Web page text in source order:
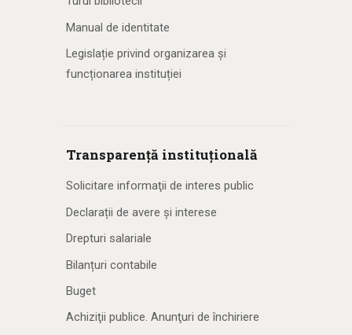
Manual de identitate
Legislație privind organizarea și
funcționarea instituției
Transparență instituțională
Solicitare informaţii de interes public
Declarații de avere și interese
Drepturi salariale
Bilanțuri contabile
Buget
Achiziţii publice. Anunţuri de închiriere